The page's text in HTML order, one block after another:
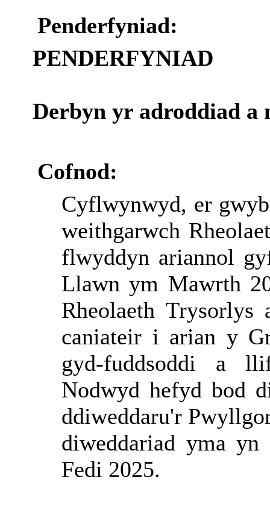
Penderfyniad:
PENDERFYNIAD
Derbyn yr adroddiad a
Cofnod:
Cyflwynwyd, er
weithgarwch
flwyddyn ariannol
Llawnym Mawrth
Rheolaeth Trysorlys
caniateir i arian y
gyd-fuddsoddi a
Nodwyd hefyd bod
ddiweddaru'r
diweddariad yma yn
Fedi 2025.